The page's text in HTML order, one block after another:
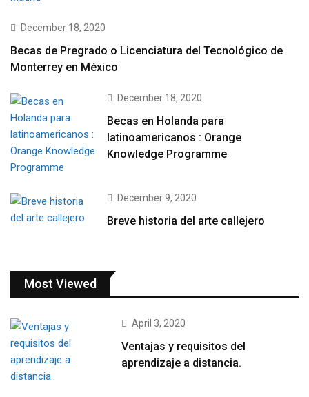
December 18, 2020
Becas de Pregrado o Licenciatura del Tecnológico de
Monterrey en México
December 18, 2020
Becas en Holanda para
latinoamericanos : Orange
Knowledge Programme
December 9, 2020
Breve historia del arte callejero
Most Viewed
April 3, 2020
Ventajas y requisitos del
aprendizaje a distancia.